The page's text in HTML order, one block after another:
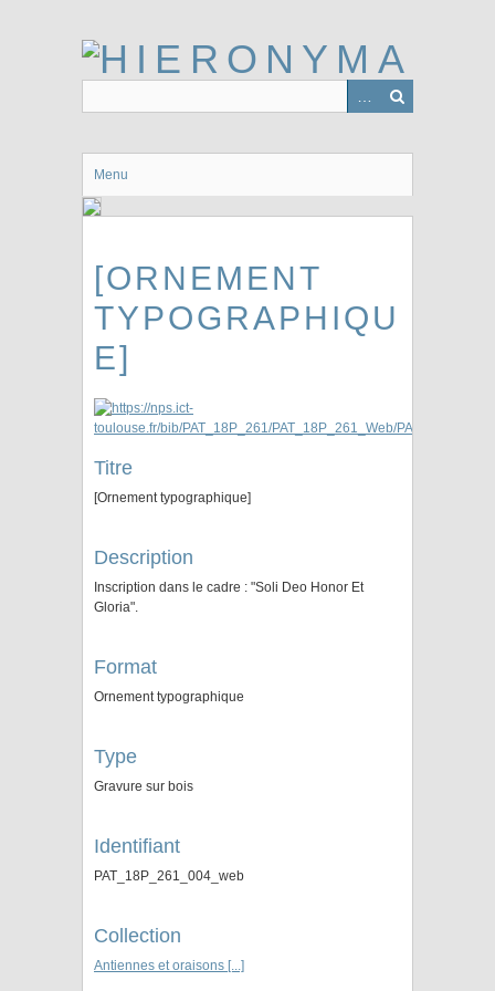
Menu
[ORNEMENT
TYPOGRAPHIQU
E]
Titre
[Ornement typographique]
Description
Inscription dans le cadre : "Soli Deo Honor Et
Gloria".
Format
Ornement typographique
Type
Gravure sur bois
Identifiant
PAT_18P_261_004_web
Collection
Antiennes et oraisons [...]